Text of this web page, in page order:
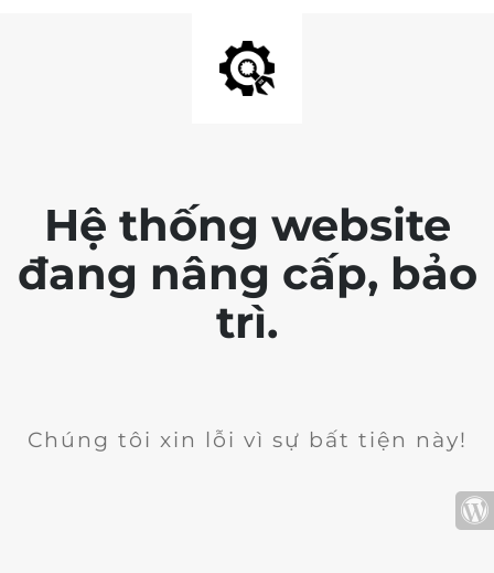
Hệ thống website
đang nâng cấp, bảo
trì.
Chúng tôi xin lỗi vì sự bất tiện này!